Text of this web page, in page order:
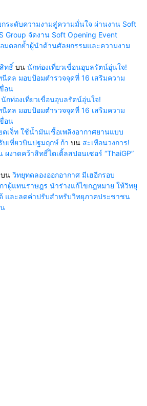
กระดับความงามสู่ความมั่นใจ ผ่านงาน Soft
Group จัดงาน Soft Opening Event
ตอกย้ำผู้นำด้านศัลยกรรมและความงาม
ทธิ์ บน นักท่องเที่ยวเขื่อนอุบลรัตน์อุ่นใจ!
ดล มอบป้อมตำรวจจุดที่ 16 เสริมความ
อน
นักท่องเที่ยวเขื่อนอุบลรัตน์อุ่นใจ!
ดล มอบป้อมตำรวจจุดที่ 16 เสริมความ
อน
ตเจ็ท ใช้น้ำมันเชื้อเพลิงอากาศยานแบบ
บเที่ยวบินปฐมฤกษ์ ก้า บน สะเทือนวงการ!
ผงาดคว้าสิทธิ์ไตเติ้ลสปอนเซอร์ “ThaiGP”
บน วิทยุทดลองออกอากาศ มีเฮอีกรอบ
าผู้แทนราษฎร นำร่างแก้ไขกฎหมาย ให้วิทยุ
และลดค่าปรับสำหรับวิทยุภาคประชาชน